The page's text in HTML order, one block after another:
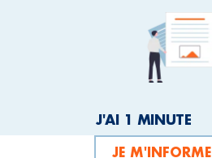
J'AI 1 MINUTE
JE M'INFORME